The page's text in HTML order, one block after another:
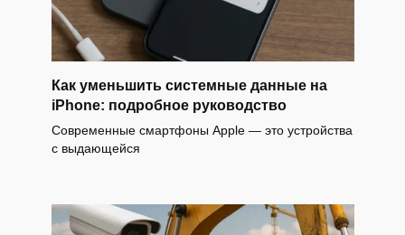
Как уменьшить системные данные на
iPhone: подробное руководство
Современные смартфоны Apple — это устройства
с выдающейся